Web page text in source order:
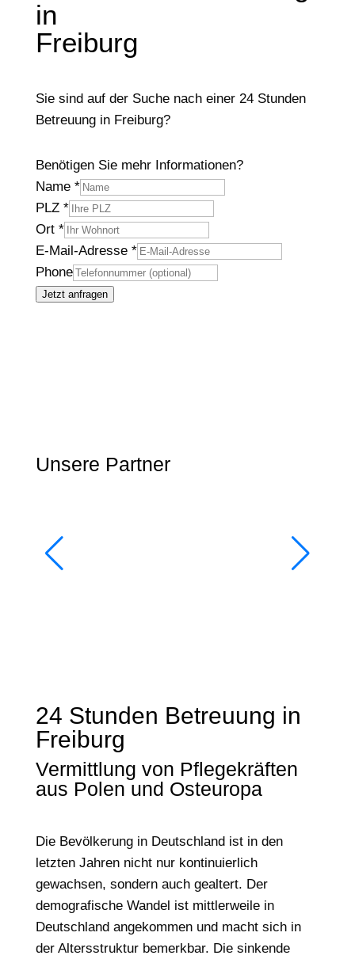
in
Freiburg
Sie sind auf der Suche nach einer 24 Stunden
Betreuung in Freiburg?
Benötigen Sie mehr Informationen?
Name *
PLZ *
Ort *
E-Mail-Adresse *
Phone
Jetzt anfragen
Unsere Partner
24 Stunden Betreuung in
Freiburg
Vermittlung von Pflegekräften
aus Polen und Osteuropa
Die Bevölkerung in Deutschland ist in den
letzten Jahren nicht nur kontinuierlich
gewachsen, sondern auch gealtert. Der
demografische Wandel ist mittlerweile in
Deutschland angekommen und macht sich in
der Altersstruktur bemerkbar. Die sinkende